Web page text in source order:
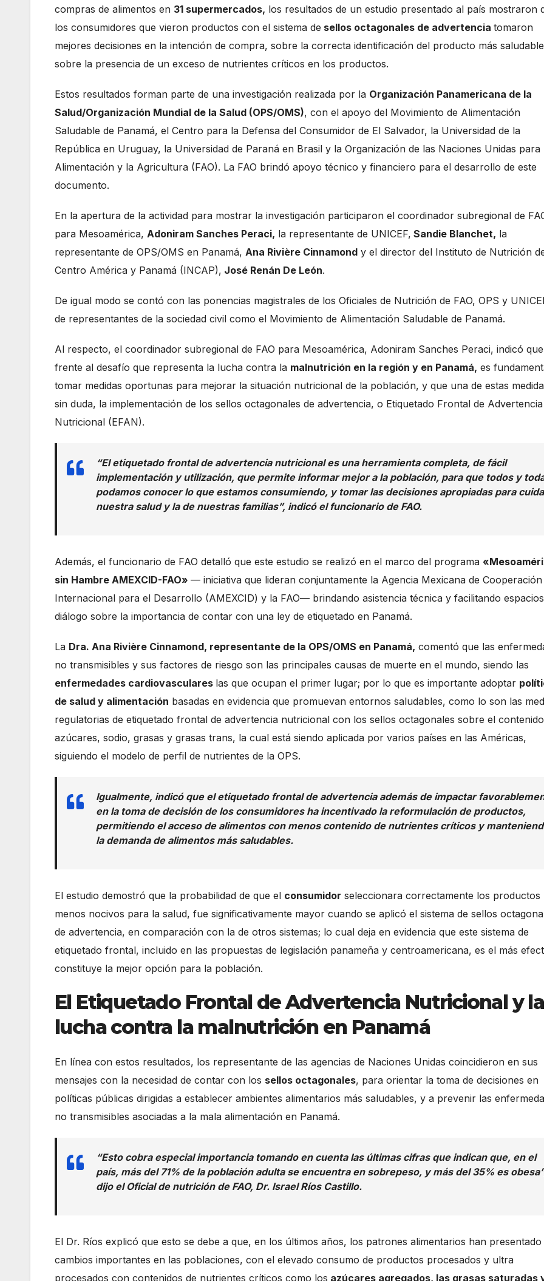
compras de alimentos en 31 supermercados, los resultados de un estudio presentado al país mostraron
los consumidores que vieron productos con el sistema de sellos octagonales de advertencia tomaron
mejores decisiones en la intención de compra, sobre la correcta identificación del producto más
sobre la presencia de un exceso de nutrientes críticos en los productos.
Estos resultados forman parte de una investigación realizada por la Organización Panamericana de la
Salud/Organización Mundial de la Salud (OPS/OMS), con el apoyo del Movimiento de Alimentación
Saludable de Panamá, el Centro para la Defensa del Consumidor de El Salvador, la Universidad de la
República en Uruguay, la Universidad de Paraná en Brasil y la Organización de las Naciones Unidas para
Alimentación y la Agricultura (FAO). La FAO brindó apoyo técnico y financiero para el desarrollo de este
documento.
En la apertura de la actividad para mostrar la investigación participaron el coordinador subregional de
para Mesoamérica, Adoniram Sanches Peraci, la representante de UNICEF, Sandie Blanchet, la
representante de OPS/OMS en Panamá, Ana Rivière Cinnamond y el director del Instituto de Nutrición
Centro América y Panamá (INCAP), José Renán De León.
De igual modo se contó con las ponencias magistrales de los Oficiales de Nutrición de FAO, OPS y
de representantes de la sociedad civil como el Movimiento de Alimentación Saludable de Panamá.
Al respecto, el coordinador subregional de FAO para Mesoamérica, Adoniram Sanches Peraci, indicó que
frente al desafío que representa la lucha contra la malnutrición en la región y en Panamá, es
tomar medidas oportunas para mejorar la situación nutricional de la población, y que una de estas
sin duda, la implementación de los sellos octagonales de advertencia, o Etiquetado Frontal de Advertencia
Nutricional (EFAN).
“El etiquetado frontal de advertencia nutricional es una herramienta completa, de fácil
implementación y utilización, que permite informar mejor a la población, para que todos y
podamos conocer lo que estamos consumiendo, y tomar las decisiones apropiadas para
nuestra salud y la de nuestras familias”, indicó el funcionario de FAO.
Además, el funcionario de FAO detalló que este estudio se realizó en el marco del programa
sin Hambre AMEXCID-FAO» — iniciativa que lideran conjuntamente la Agencia Mexicana de Cooperación
Internacional para el Desarrollo (AMEXCID) y la FAO— brindando asistencia técnica y facilitando
diálogo sobre la importancia de contar con una ley de etiquetado en Panamá.
La Dra. Ana Rivière Cinnamond, representante de la OPS/OMS en Panamá, comentó que las
no transmisibles y sus factores de riesgo son las principales causas de muerte en el mundo, siendo las
enfermedades cardiovasculares las que ocupan el primer lugar; por lo que es importante adoptar
de salud y alimentación basadas en evidencia que promuevan entornos saludables, como lo son las
regulatorias de etiquetado frontal de advertencia nutricional con los sellos octagonales sobre el
azúcares, sodio, grasas y grasas trans, la cual está siendo aplicada por varios países en las Américas,
siguiendo el modelo de perfil de nutrientes de la OPS.
Igualmente, indicó que el etiquetado frontal de advertencia además de impactar
en la toma de decisión de los consumidores ha incentivado la reformulación de productos,
permitiendo el acceso de alimentos con menos contenido de nutrientes críticos y
la demanda de alimentos más saludables.
El estudio demostró que la probabilidad de que el consumidor seleccionara correctamente los productos
menos nocivos para la salud, fue significativamente mayor cuando se aplicó el sistema de sellos
de advertencia, en comparación con la de otros sistemas; lo cual deja en evidencia que este sistema de
etiquetado frontal, incluido en las propuestas de legislación panameña y centroamericana, es el más
constituye la mejor opción para la población.
El Etiquetado Frontal de Advertencia Nutricional y la
lucha contra la malnutrición en Panamá
En línea con estos resultados, los representante de las agencias de Naciones Unidas coincidieron en sus
mensajes con la necesidad de contar con los sellos octagonales, para orientar la toma de decisiones en
políticas públicas dirigidas a establecer ambientes alimentarios más saludables, y a prevenir las
no transmisibles asociadas a la mala alimentación en Panamá.
“Esto cobra especial importancia tomando en cuenta las últimas cifras que indican que, en el
país, más del 71% de la población adulta se encuentra en sobrepeso, y más del 35% es
dijo el Oficial de nutrición de FAO, Dr. Israel Ríos Castillo.
El Dr. Ríos explicó que esto se debe a que, en los últimos años, los patrones alimentarios han presentado
cambios importantes en las poblaciones, con el elevado consumo de productos procesados y ultra
procesados con contenidos de nutrientes críticos como los azúcares agregados, las grasas saturadas